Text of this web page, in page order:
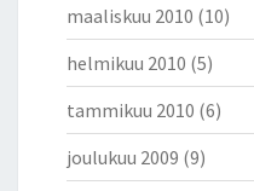
maaliskuu 2010 (10)
helmikuu 2010 (5)
tammikuu 2010 (6)
joulukuu 2009 (9)